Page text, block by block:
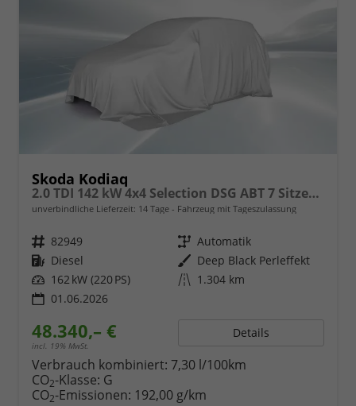
Skoda Kodiaq
2.0 TDI 142 kW 4x4 Selection DSG ABT 7 Sitzer 19 Zoll AHK
unverbindliche Lieferzeit: 14 Tage Fahrzeug mit Tageszulassung
Fahrzeugnr. 82949 Getriebe Automatik
Kraftstoff Diesel Außenfarbe Deep Black Perleffekt
Leistung 162 kW (220 PS) Kilometerstand 1.304 km
01.06.2026
48.340,– €
incl. 19% MwSt.
Details
Verbrauch kombiniert: 7,30 l/100km
CO2-Klasse: G
CO2-Emissionen: 192,00 g/km